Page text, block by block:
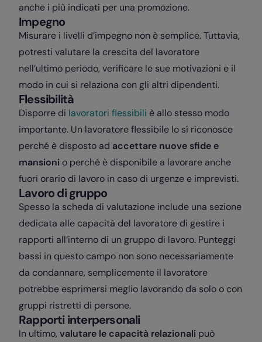
anche i più indicati per una promozione.
Impegno
Misurare i livelli d’impegno non è semplice. Tuttavia,
potresti valutare la crescita del lavoratore
nell’ultimo periodo, verificare le sue motivazioni e il
modo in cui si relaziona con gli altri dipendenti.
Flessibilità
Disporre di lavoratori flessibili è allo stesso modo
importante. Un lavoratore flessibile lo si riconosce
perché è disposto ad accettare nuove sfide e
mansioni o perché è disponibile a lavorare anche
fuori orario di lavoro in caso di urgenze e imprevisti.
Lavoro di gruppo
Spesso la scheda di valutazione include una sezione
dedicata alle capacità del lavoratore di gestire i
rapporti all’interno di un gruppo di lavoro. Punteggi
bassi in questo campo non sono necessariamente
da condannare, semplicemente il lavoratore
potrebbe esprimersi meglio lavorando da solo o con
gruppi ristretti di persone.
Rapporti interpersonali
In ultimo, valutare le capacità relazionali può